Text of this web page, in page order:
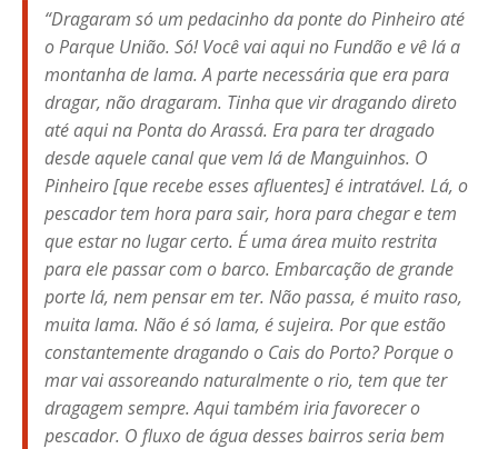
“Dragaram só um pedacinho da ponte do Pinheiro até
o Parque União. Só! Você vai aqui no Fundão e vê lá a
montanha de lama. A parte necessária que era para
dragar, não dragaram. Tinha que vir dragando direto
até aqui na Ponta do Arassá. Era para ter dragado
desde aquele canal que vem lá de Manguinhos. O
Pinheiro [que recebe esses afluentes] é intratável. Lá, o
pescador tem hora para sair, hora para chegar e tem
que estar no lugar certo. É uma área muito restrita
para ele passar com o barco. Embarcação de grande
porte lá, nem pensar em ter. Não passa, é muito raso,
muita lama. Não é só lama, é sujeira. Por que estão
constantemente dragando o Cais do Porto? Porque o
mar vai assoreando naturalmente o rio, tem que ter
dragagem sempre. Aqui também iria favorecer o
pescador. O fluxo de água desses bairros seria bem